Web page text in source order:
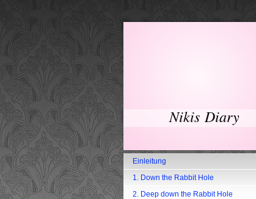
Nikis Diary
Einleitung
1. Down the Rabbit Hole
2. Deep down the Rabbit Hole